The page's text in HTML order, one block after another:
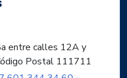
entre calles 12A y
Postal 111711